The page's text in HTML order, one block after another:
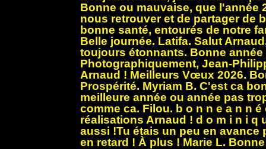
Bonne ou mauvaise, que l'année
nous retrouver et de partager de
bonne santé, entourés de notre
Belle journée. Latifa. Salut
toujours étonnants. Bonne année
Photographiquement, Jean-
Arnaud ! Meilleurs Vœux 2026.
Prospérité. Myriam B. C'est ca
meilleure année ou année pas
comme ca. Filou. b o n n e a n n é
réalisations Arnaud ! d o m i n i q
aussi !Tu étais un peu en
en retard ! À plus ! Marie L.